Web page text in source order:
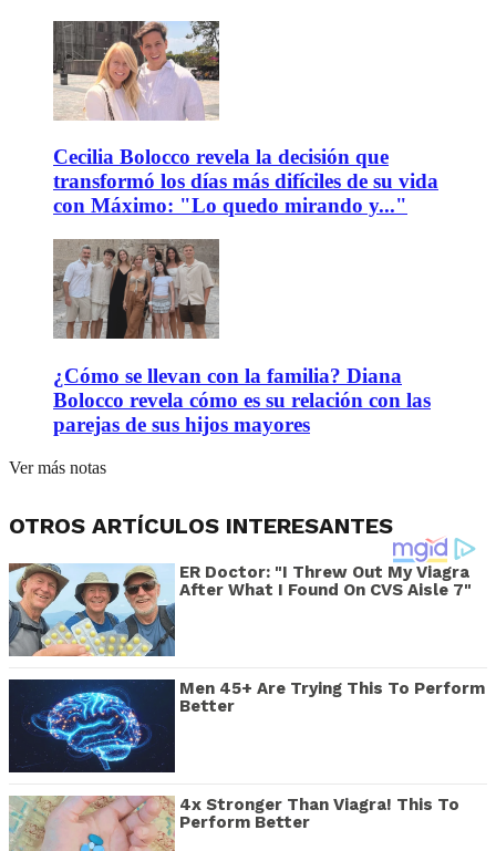
Cecilia Bolocco revela la decisión que
transformó los días más difíciles de su vida
con Máximo: "Lo quedo mirando y..."
¿Cómo se llevan con la familia? Diana
Bolocco revela cómo es su relación con las
parejas de sus hijos mayores
Ver más notas
OTROS ARTÍCULOS INTERESANTES
ER Doctor: "I Threw Out My Viagra
After What I Found On CVS Aisle 7"
Men 45+ Are Trying This To Perform
Better
4x Stronger Than Viagra! This To
Perform Better